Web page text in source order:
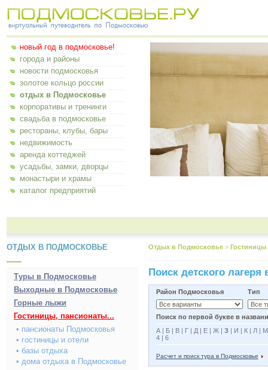
новый год в подмосковье!
города и районы
новости подмосковья
золотое кольцо россии
отдых в Подмосковье
корпоративы и тренинги
свадьба в подмосковье
рестораны, клубы, бары
недвижимость
аренда коттеджей
усадьбы, замки, дворцы
монастыри и храмы
каталог предприятий
ОТДЫХ В ПОДМОСКОВЬЕ
Туры в Подмосковье
Выходные в Подмосковье
Горные лыжи
Гостиницы, пансионаты...
• пансионаты Подмосковья
• гостиницы и отели
• базы отдыха
• дома отдыха в Подмосковье
Отдых в Подмосковье >
Поиск детского
Район Подмосковья Тип
Поиск по первой букве в
А| Б| В| Г| Д| Е| Ж| З| И | К| Л| М
4| 6
Расчет и поиск тура в Подмосковье